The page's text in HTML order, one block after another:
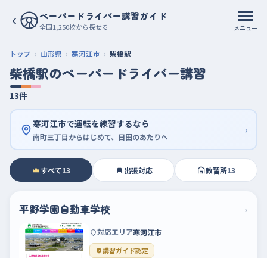
‹ ペーパードライバー講習ガイド
全国1,250校から探せる メニュー
トップ 山形県 寒河江市 柴橋駅
柴橋駅のペーパードライバー講習
13件
寒河江市で運転を練習するなら
南町三丁目からはじめて、日田のあたりへ ›
すべて13 出張対応 教習所13
平野学園自動車学校 ›
対応エリア寒河江市
講習ガイド認定